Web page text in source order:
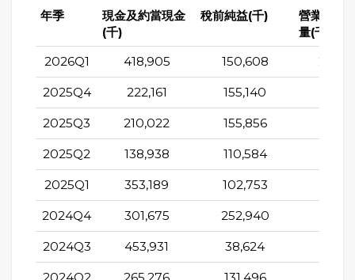
年季
現金及約當現金
(千)
稅前純益(千)
營業活動
量(千)
2026Q1 418,905 150,608
2025Q4 222,161 155,140
2025Q3 210,022 155,856
2025Q2 138,938 110,584
2025Q1 353,189 102,753
2024Q4 301,675 252,940
2024Q3 453,931 38,624